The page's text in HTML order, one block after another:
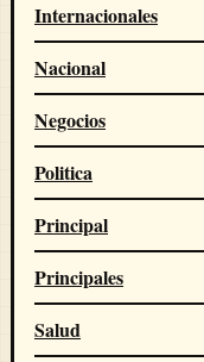
Internacionales
Nacional
Negocios
Politica
Principal
Principales
Salud